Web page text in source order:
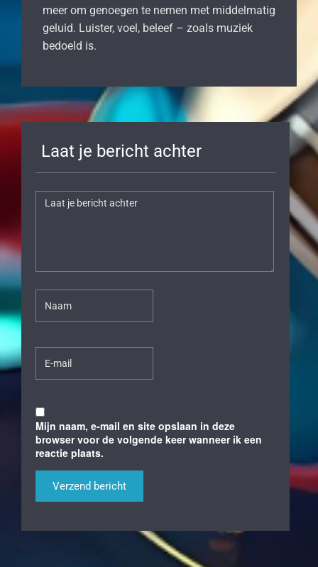
meer om genoegen te nemen met middelmatig
geluid. Luister, voel, beleef – zoals muziek
bedoeld is.
Laat je bericht achter
Mijn naam, e-mail en site opslaan in deze
browser voor de volgende keer wanneer ik een
reactie plaats.